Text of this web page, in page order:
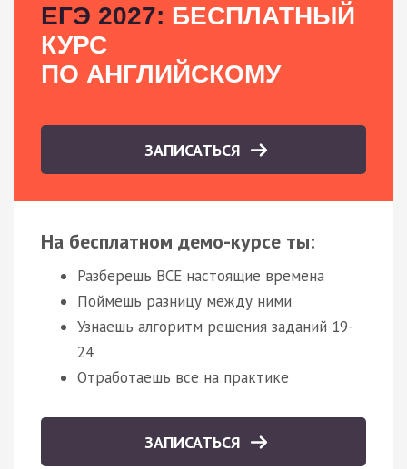
ЕГЭ 2027: БЕСПЛАТНЫЙ
КУРС
ПО АНГЛИЙСКОМУ
ЗАПИСАТЬСЯ
На бесплатном демо-курсе ты:
Разберешь ВСЕ настоящие времена
Поймешь разницу между ними
Узнаешь алгоритм решения заданий 19-
24
Отработаешь все на практике
ЗАПИСАТЬСЯ